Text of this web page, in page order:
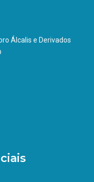
Álcalis e Derivados